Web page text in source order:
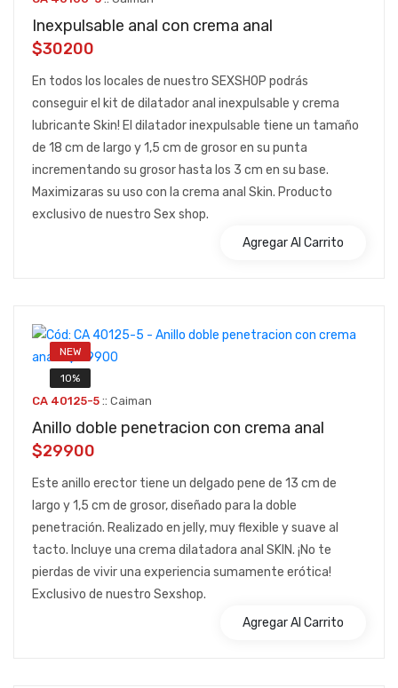
Inexpulsable anal con crema anal
$30200
En todos los locales de nuestro SEXSHOP podrás
conseguir el kit de dilatador anal inexpulsable y crema
lubricante Skin! El dilatador inexpulsable tiene un tamaño
de 18 cm de largo y 1,5 cm de grosor en su punta
incrementando su grosor hasta los 3 cm en su base.
Maximizaras su uso con la crema anal Skin. Producto
exclusivo de nuestro Sex shop.
Agregar Al Carrito
NEW
10%
CA 40125-5 :: Caiman
Anillo doble penetracion con crema anal
$29900
Este anillo erector tiene un delgado pene de 13 cm de
largo y 1,5 cm de grosor, diseñado para la doble
penetración. Realizado en jelly, muy flexible y suave al
tacto. Incluye una crema dilatadora anal SKIN. ¡No te
pierdas de vivir una experiencia sumamente erótica!
Exclusivo de nuestro Sexshop.
Agregar Al Carrito